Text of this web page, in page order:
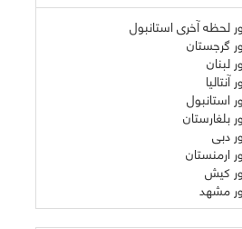
لحظه آخری استانبول
گرجستان
لبنان
آنتالیا
استانبول
بلغارستان
دبی
ارمنستان
کیش
مشهد